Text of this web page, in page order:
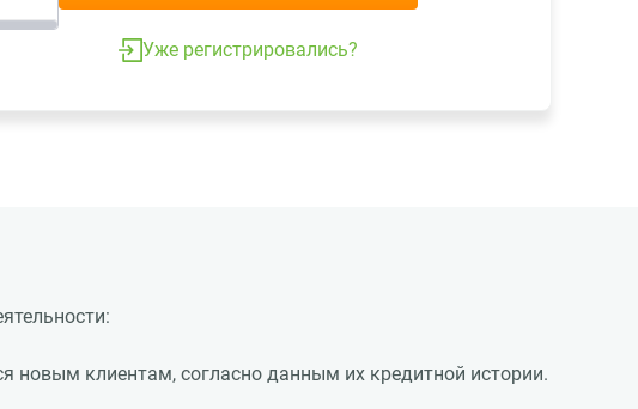
Уже регистрировались?
новым клиентам, согласно данным их кредитной истории.